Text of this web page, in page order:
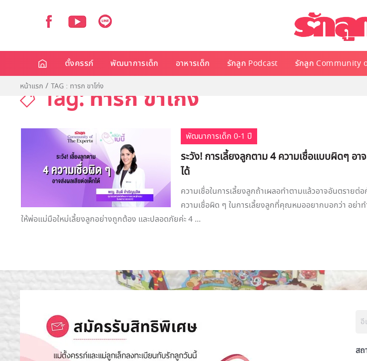
ตั้งครรภ์ พัฒนาการเด็ก อาหารเด็ก รักลูก Podcast รักลูก Community
หน้าแรก TAG : ทารก ขาโก่ง
Tag: ทารก ขาโก่ง
พัฒนาการเด็ก 0-1 ปี
ระวัง! การเลี้ยงลูกตาม 4 ความเชื่อแบบผิดๆ อา
ได้
ความเชื่อในการเลี้ยงลูกถ้าเผลอทำตามแล้วอาจอันตรายต่
ความเชื่อผิด ๆ ในการเลี้ยงลูกที่คุณหมออยากบอกว่า อย่า
ให้พ่อแม่มือใหม่เลี้ยงลูกอย่างถูกต้อง และปลอดภัยค่ะ 4 ...
สถ